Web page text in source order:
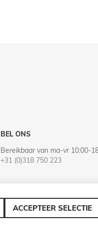
BEL ONS
Bereikbaar van ma-vr 10:00-
+31 (0)318 750 223
ACCEPTEER SELECTIE